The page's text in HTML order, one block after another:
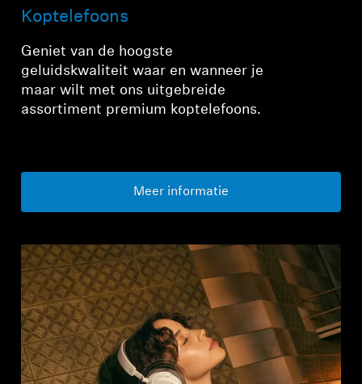
Koptelefoons
Geniet van de hoogste
geluidskwaliteit waar en wanneer je
maar wilt met ons uitgebreide
assortiment premium koptelefoons.
Meer informatie
verlanglijst toe te voegen en uw eerder
Login